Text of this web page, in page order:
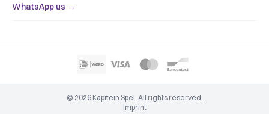
WhatsApp us →
© 2026 Kapitein Spel. All rights reserved.
Imprint